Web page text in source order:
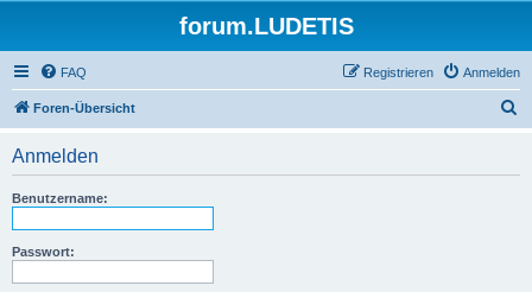
forum.LUDETIS
FAQ Anmelden
Registrieren
Foren-Übersicht
Anmelden
Benutzername:
Passwort: